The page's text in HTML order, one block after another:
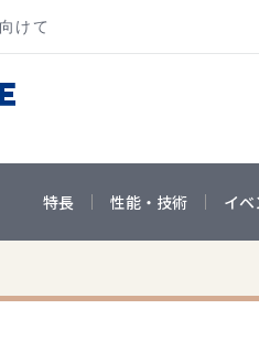
けて
特長 性能・技術 イ